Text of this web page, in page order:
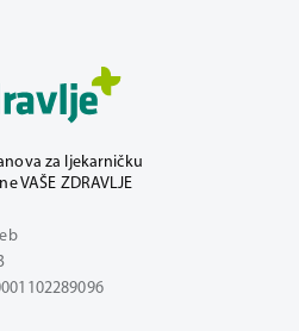
za ljekarničku
VAŠE ZDRAVLJE